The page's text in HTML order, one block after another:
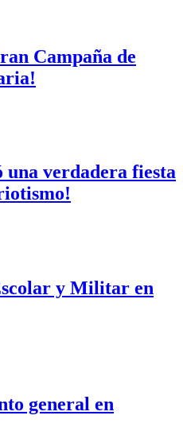
Campaña de
una verdadera fiesta
y Militar en
general en